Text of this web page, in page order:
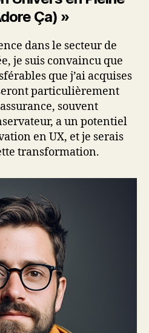
Ça) »
dans le secteur de
je suis convaincu que
que j’ai acquises
particulièrement
souvent
a un potentiel
en UX, et je serais
transformation.